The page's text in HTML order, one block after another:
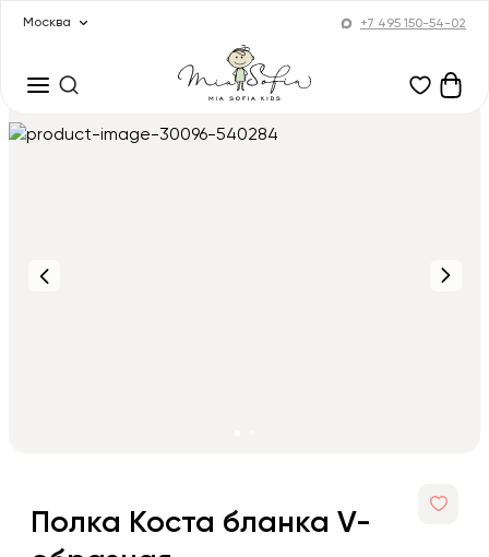
Москва +7 495 150-54-02
Полка Коста бланка V-